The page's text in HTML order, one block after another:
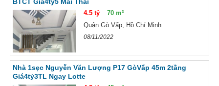
BTCT Giá4tỷ5 Mái Thái
4.5 tỷ
70 m²
Quận Gò Vấp, Hồ Chí Minh
08/11/2022
Nhà 1sẹc Nguyễn Văn Lượng P17 GòVấp 45m 2tầng
Giá4tỷ3TL Ngay Lotte